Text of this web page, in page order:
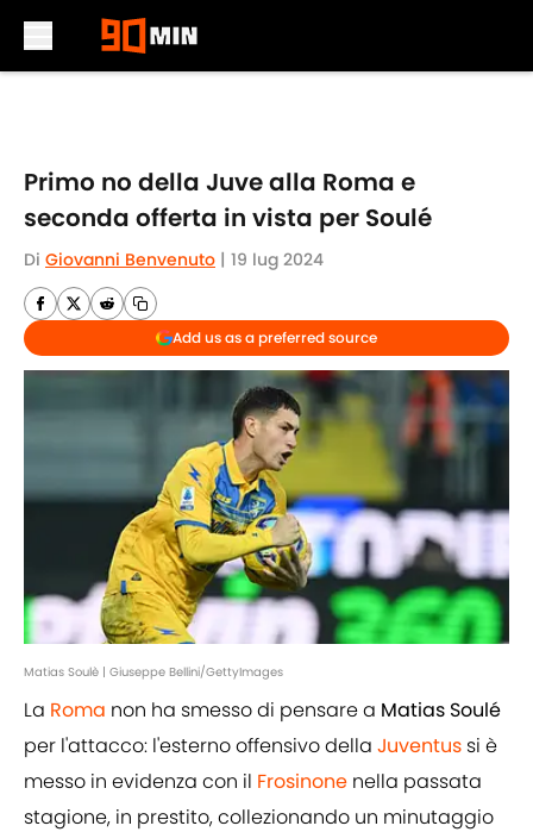
Primo no della Juve alla Roma e
seconda offerta in vista per Soulé
Di Giovanni Benvenuto | 19 lug 2024
Add us as a preferred source
Matias Soulè | Giuseppe Bellini/GettyImages
La Roma non ha smesso di pensare a Matias Soulé
per l'attacco: l'esterno offensivo della Juventus si è
messo in evidenza con il Frosinone nella passata
stagione, in prestito, collezionando un minutaggio